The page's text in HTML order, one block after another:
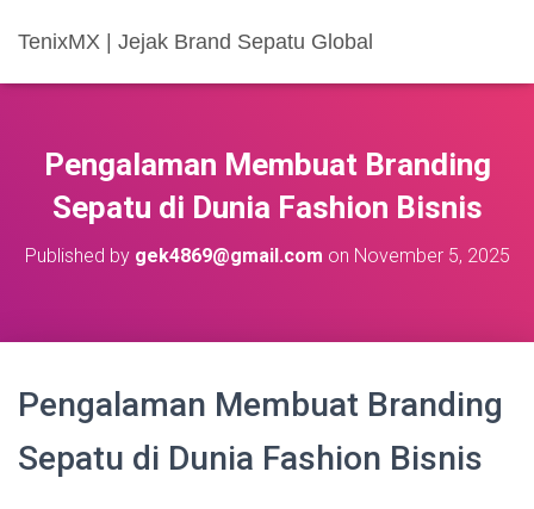
TenixMX | Jejak Brand Sepatu Global
Pengalaman Membuat Branding
Sepatu di Dunia Fashion Bisnis
Published by gek4869@gmail.com on November 5, 2025
Pengalaman Membuat Branding
Sepatu di Dunia Fashion Bisnis